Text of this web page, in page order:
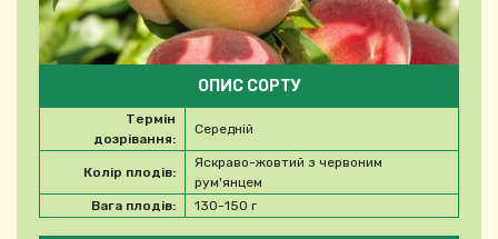
ОПИС СОРТУ
Термін
дозрівання:
Середній
Колір плодів:
Яскраво-жовтий з червоним
рум'янцем
Вага плодів:
130-150 г